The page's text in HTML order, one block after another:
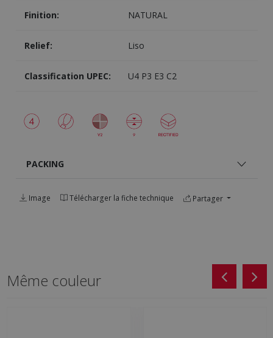
Finition: NATURAL
Relief: Liso
Classification UPEC: U4 P3 E3 C2
PACKING
Image Télécharger la fiche technique Partager
Même couleur